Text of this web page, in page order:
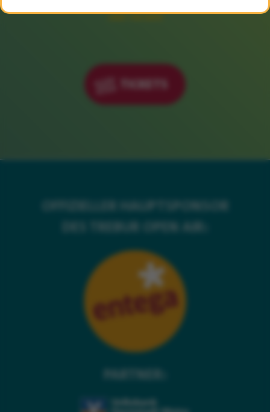
SAVE THE DATE
TICKETS
OFFIZIELLER HAUPTSPONSOR
DES TREBUR OPEN AIR:
PARTNER: